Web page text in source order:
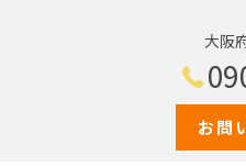
大阪
お問